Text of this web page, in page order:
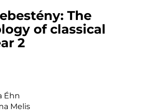
The
of classical
2
Éhn
Melis